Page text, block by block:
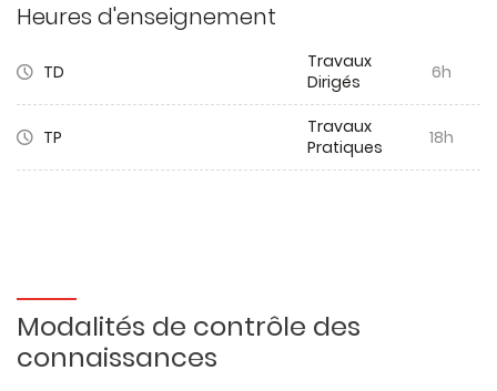
Heures d'enseignement
TD
Travaux
Dirigés
6h
TP
Travaux
Pratiques
18h
Modalités de contrôle des
connaissances